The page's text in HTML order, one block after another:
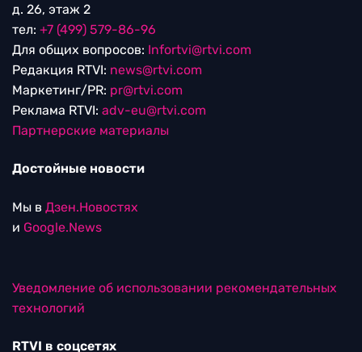
д. 26, этаж 2
тел: +7 (499) 579-86-96
Для общих вопросов: Infortvi@rtvi.com
Редакция RTVI: news@rtvi.com
Маркетинг/PR: pr@rtvi.com
Реклама RTVI: adv-eu@rtvi.com
Партнерские материалы
Достойные новости
Мы в Дзен.Новостях
и Google.News
Уведомление об использовании рекомендательных
технологий
RTVI в соцсетях